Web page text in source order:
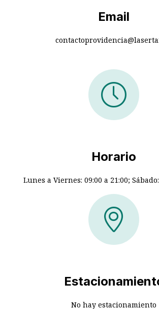
Email
Horario
Lunes a Viernes: 09:00 a 21:00;
No hay estacionamiento